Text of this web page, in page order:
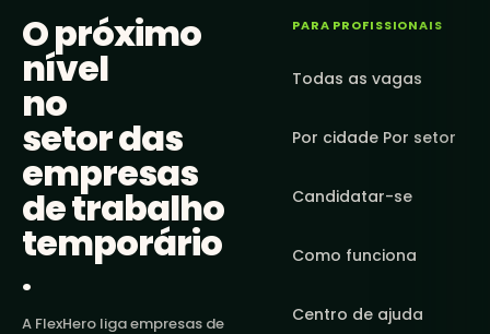
O próximo
nível
no
setor das
empresas
de trabalho
temporário
.
A FlexHero liga empresas de
PARA PROFISSIONAIS
Todas as vagas
Por cidade Por setor
Candidatar-se
Como funciona
Centro de ajuda